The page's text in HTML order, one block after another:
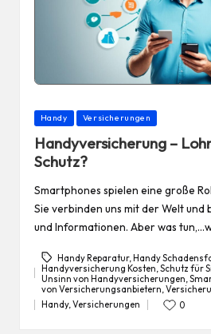
Posted
Handy Versicherungen
Handyversicherung –
Schutz?
Smartphones spielen eine große
Sie verbinden uns mit der Welt
und Informationen. Aber was
Tags:
Handy Reparatur, Handy
Handyversicherung Kosten Schutz für
Unsinn von Handyversicherungen
von Versicherungsanbietern
Posted
Handy,Versicherungen 0